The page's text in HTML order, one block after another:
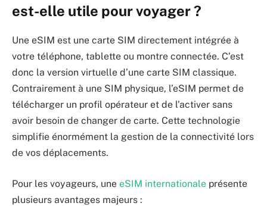
est-elle utile pour voyager ?
Une eSIM est une carte SIM directement intégrée à
votre téléphone, tablette ou montre connectée. C’est
donc la version virtuelle d’une carte SIM classique.
Contrairement à une SIM physique, l’eSIM permet de
télécharger un profil opérateur et de l’activer sans
avoir besoin de changer de carte. Cette technologie
simplifie énormément la gestion de la connectivité lors
de vos déplacements.
Pour les voyageurs, une eSIM internationale présente
plusieurs avantages majeurs :